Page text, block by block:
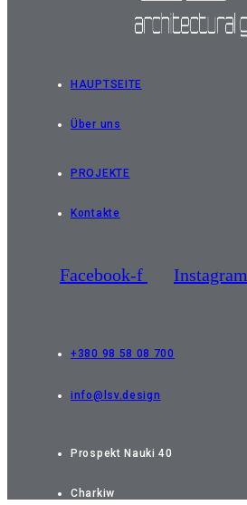
HAUPTSEITE
Über uns
PROJEKTE
Kontakte
Facebook-f Instagram
+380 98 58 08 700
info@lsv.design
Prospekt Nauki 40
Charkiw